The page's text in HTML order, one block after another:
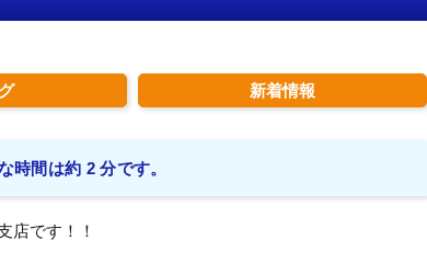
新着情報
時間は約 2 分です。
店です！！